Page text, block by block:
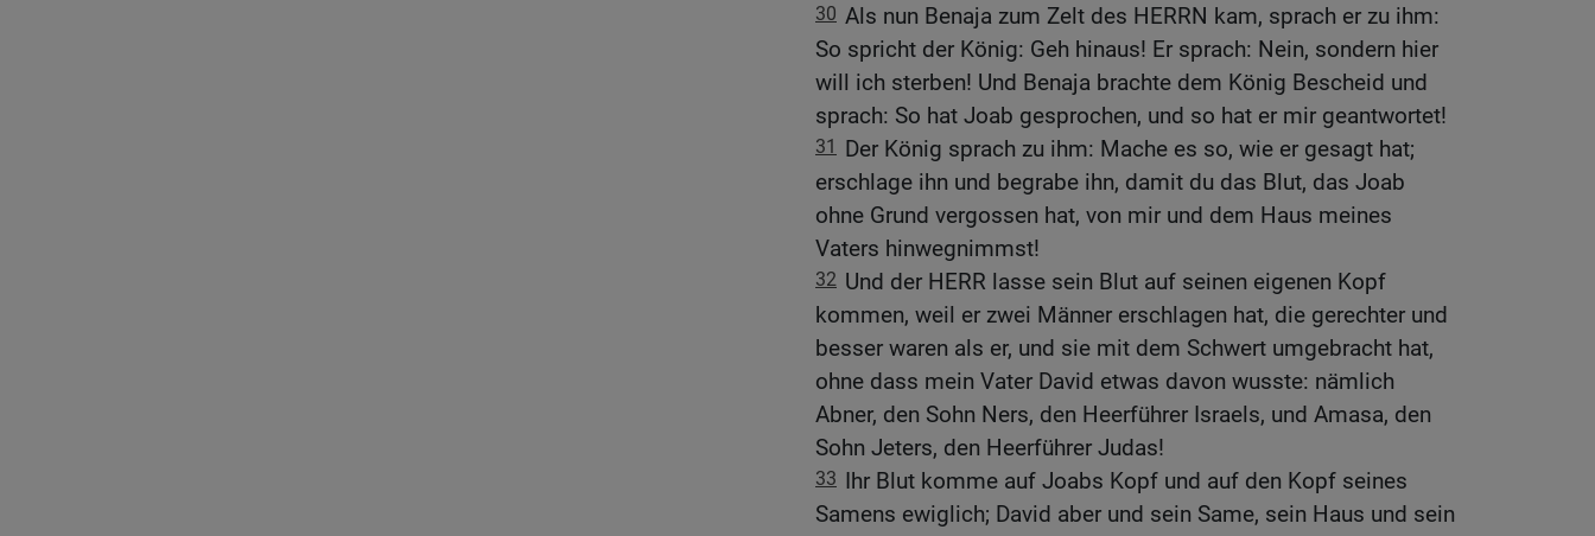
30 Als nun Benaja zum Zelt des HERRN kam, sprach er zu ihm:
So spricht der König: Geh hinaus! Er sprach: Nein, sondern hier
will ich sterben! Und Benaja brachte dem König Bescheid und
sprach: So hat Joab gesprochen, und so hat er mir geantwortet!
31 Der König sprach zu ihm: Mache es so, wie er gesagt hat;
erschlage ihn und begrabe ihn, damit du das Blut, das Joab
ohne Grund vergossen hat, von mir und dem Haus meines
Vaters hinwegnimmst!
32 Und der HERR lasse sein Blut auf seinen eigenen Kopf
kommen, weil er zwei Männer erschlagen hat, die gerechter und
besser waren als er, und sie mit dem Schwert umgebracht hat,
ohne dass mein Vater David etwas davon wusste: nämlich
Abner, den Sohn Ners, den Heerführer Israels, und Amasa, den
Sohn Jeters, den Heerführer Judas!
33 Ihr Blut komme auf Joabs Kopf und auf den Kopf seines
Samens ewiglich; David aber und sein Same, sein Haus und sein